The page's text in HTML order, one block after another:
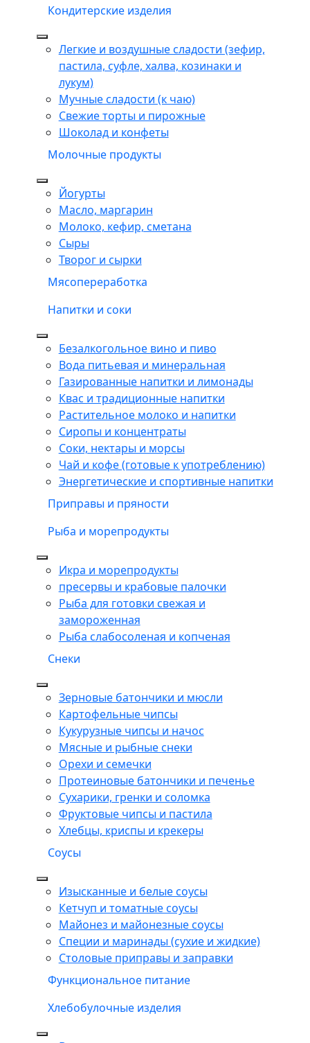
Кондитерские изделия
Легкие и воздушные сладости (зефир,
пастила, суфле, халва, козинаки и
лукум)
Мучные сладости (к чаю)
Свежие торты и пирожные
Шоколад и конфеты
Молочные продукты
Йогурты
Масло, маргарин
Молоко, кефир, сметана
Сыры
Творог и сырки
Мясопереработка
Напитки и соки
Безалкогольное вино и пиво
Вода питьевая и минеральная
Газированные напитки и лимонады
Квас и традиционные напитки
Растительное молоко и напитки
Сиропы и концентраты
Соки, нектары и морсы
Чай и кофе (готовые к употреблению)
Энергетические и спортивные напитки
Приправы и пряности
Рыба и морепродукты
Икра и морепродукты
пресервы и крабовые палочки
Рыба для готовки свежая и
замороженная
Рыба слабосоленая и копченая
Снеки
Зерновые батончики и мюсли
Картофельные чипсы
Кукурузные чипсы и начос
Мясные и рыбные снеки
Орехи и семечки
Протеиновые батончики и печенье
Сухарики, гренки и соломка
Фруктовые чипсы и пастила
Хлебцы, криспы и крекеры
Соусы
Изысканные и белые соусы
Кетчуп и томатные соусы
Майонез и майонезные соусы
Специи и маринады (сухие и жидкие)
Столовые приправы и заправки
Функциональное питание
Хлебобулочные изделия